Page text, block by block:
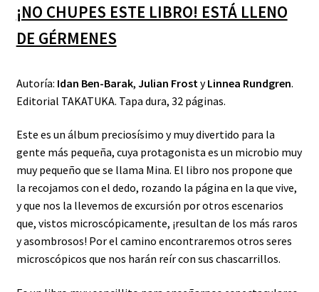
¡NO CHUPES ESTE LIBRO! ESTÁ LLENO
DE GÉRMENES
Autoría: Idan Ben-Barak, Julian Frost yLinnea Rundgren.
Editorial TAKATUKA. Tapa dura, 32 páginas.
Este es un álbum preciosísimo y muy divertido para la
gente más pequeña, cuya protagonista es un microbio muy
muy pequeño que se llama Mina. El libro nos propone que
la recojamos con el dedo, rozando la página en la que vive,
y que nos la llevemos de excursión por otros escenarios
que, vistos microscópicamente, ¡resultan de los más raros
y asombrosos! Por el camino encontraremos otros seres
microscópicos que nos harán reír con sus chascarrillos.